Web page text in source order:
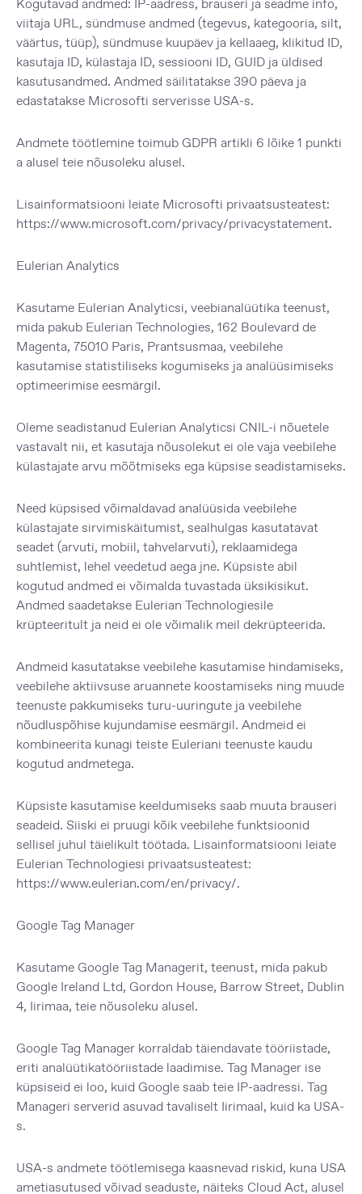
Kogutavad andmed: IP-aadress, brauseri ja seadme info,
viitaja URL, sündmuse andmed (tegevus, kategooria, silt,
väärtus, tüüp), sündmuse kuupäev ja kellaaeg, klikitud ID,
kasutaja ID, külastaja ID, sessiooni ID, GUID ja üldised
kasutusandmed. Andmed säilitatakse 390 päeva ja
edastatakse Microsofti serverisse USA-s.
Andmete töötlemine toimub GDPR artikli 6 lõike 1 punkti
a alusel teie nõusoleku alusel.
Lisainformatsiooni leiate Microsofti privaatsusteatest:
https://www.microsoft.com/privacy/privacystatement.
Eulerian Analytics
Kasutame Eulerian Analyticsi, veebianalüütika teenust,
mida pakub Eulerian Technologies, 162 Boulevard de
Magenta, 75010 Paris, Prantsusmaa, veebilehe
kasutamise statistiliseks kogumiseks ja analüüsimiseks
optimeerimise eesmärgil.
Oleme seadistanud Eulerian Analyticsi CNIL-i nõuetele
vastavalt nii, et kasutaja nõusolekut ei ole vaja veebilehe
külastajate arvu mõõtmiseks ega küpsise seadistamiseks.
Need küpsised võimaldavad analüüsida veebilehe
külastajate sirvimiskäitumist, sealhulgas kasutatavat
seadet (arvuti, mobiil, tahvelarvuti), reklaamidega
suhtlemist, lehel veedetud aega jne. Küpsiste abil
kogutud andmed ei võimalda tuvastada üksikisikut.
Andmed saadetakse Eulerian Technologiesile
krüpteeritult ja neid ei ole võimalik meil dekrüpteerida.
Andmeid kasutatakse veebilehe kasutamise hindamiseks,
veebilehe aktiivsuse aruannete koostamiseks ning muude
teenuste pakkumiseks turu-uuringute ja veebilehe
nõudluspõhise kujundamise eesmärgil. Andmeid ei
kombineerita kunagi teiste Euleriani teenuste kaudu
kogutud andmetega.
Küpsiste kasutamise keeldumiseks saab muuta brauseri
seadeid. Siiski ei pruugi kõik veebilehe funktsioonid
sellisel juhul täielikult töötada. Lisainformatsiooni leiate
Eulerian Technologiesi privaatsusteatest:
https://www.eulerian.com/en/privacy/.
Google Tag Manager
Kasutame Google Tag Managerit, teenust, mida pakub
Google Ireland Ltd, Gordon House, Barrow Street, Dublin
4, Iirimaa, teie nõusoleku alusel.
Google Tag Manager korraldab täiendavate tööriistade,
eriti analüütikatööriistade laadimise. Tag Manager ise
küpsiseid ei loo, kuid Google saab teie IP-aadressi. Tag
Manageri serverid asuvad tavaliselt Iirimaal, kuid ka USA-
s.
USA-s andmete töötlemisega kaasnevad riskid, kuna USA
ametiasutused võivad seaduste, näiteks Cloud Act, alusel